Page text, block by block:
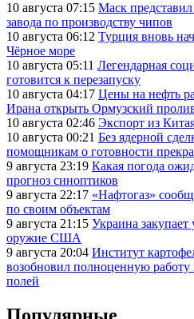
10 августа 07:15 Маск
завода по производству чипов
10 августа 06:12 Турция вновь
Чёрное море
10 августа 05:11 Легендарная
готовится к перезапуску
10 августа 04:17 Цены на нефть
Ирана открыть Ормузский
10 августа 02:46 Экспорт из
10 августа 00:21 Без ядерной
помощникам о готовности
9 августа 23:19 Какая погода
прогноз синоптиков
9 августа 22:17 «Нафтогаз»
по своим объектам
9 августа 21:15 Украина
оружие США
9 августа 20:04 Институт
возобновил полноценную работу
полей